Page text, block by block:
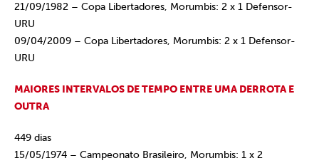
21/09/1982 – Copa Libertadores, Morumbis: 2 x 1 Defensor-
URU
09/04/2009 – Copa Libertadores, Morumbis: 2 x 1 Defensor-
URU
MAIORES INTERVALOS DE TEMPO ENTRE UMA DERROTA E
OUTRA
449 dias
15/05/1974 – Campeonato Brasileiro, Morumbis: 1 x 2